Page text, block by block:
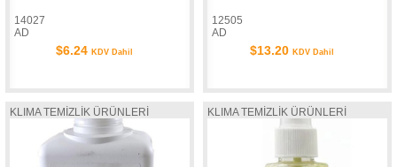
14027
AD
$6.24 KDV Dahil
12505
AD
$13.20 KDV Dahil
KLIMA TEMİZLİK ÜRÜNLERİ KLIMA TEMİZLİK ÜRÜNLERİ